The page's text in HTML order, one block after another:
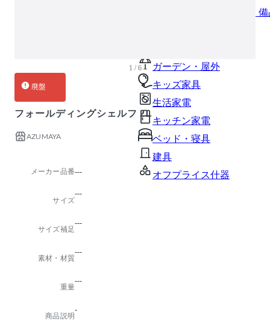
オフィスアクセサリー・
ガーデン・屋外
キッズ家具
生活家電
キッチン家電
ベッド・寝具
建具
オフプライス什器
1 / 6
廃盤
フォールディングシェルフ 2L
AZUMAYA
メーカー品番---
サイズ
---
サイズ補足
---
素材・材質
---
重量
---
商品説明
-